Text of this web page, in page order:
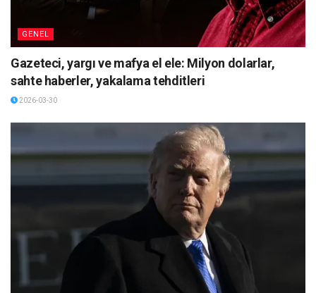
GENEL
Gazeteci, yargı ve mafya el ele: Milyon dolarlar,
sahte haberler, yakalama tehditleri
2026-03-30